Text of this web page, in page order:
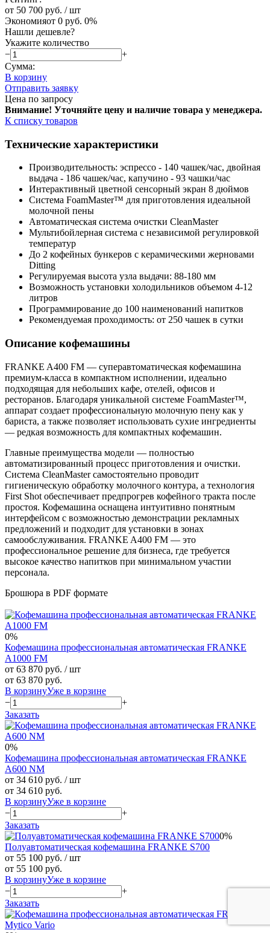
от 50 700 руб. / шт
Экономияот 0 руб. 0%
Нашли дешевле?
Укажите количество
−
+
Сумма:
В корзину
Отправить заявку
Цена по запросу
Внимание! Уточняйте цену и наличие товара у менеджера.
К списку товаров
Технические характеристики
Производительность: эспрессо - 140 чашек/час, двойная
выдача - 186 чашек/час, капучино - 93 чашки/час
Интерактивный цветной сенсорный экран 8 дюймов
Система FoamMaster™ для приготовления идеальной
молочной пены
Автоматическая система очистки CleanMaster
Мультибойлерная система с независимой регулировкой
температур
До 2 кофейных бункеров с керамическими жерновами
Ditting
Регулируемая высота узла выдачи: 88-180 мм
Возможность установки холодильников объемом 4-12
литров
Программирование до 100 наименований напитков
Рекомендуемая проходимость: от 250 чашек в сутки
Описание кофемашины
FRANKE A400 FM — суперавтоматическая кофемашина
премиум-класса в компактном исполнении, идеально
подходящая для небольших кафе, отелей, офисов и
ресторанов. Благодаря уникальной системе FoamMaster™,
аппарат создает профессиональную молочную пену как у
бариста, а также позволяет использовать сухие ингредиенты
— редкая возможность для компактных кофемашин.
Главные преимущества модели — полностью
автоматизированный процесс приготовления и очистки.
Система CleanMaster самостоятельно проводит
гигиеническую обработку молочного контура, а технология
First Shot обеспечивает предпрогрев кофейного тракта после
простоя. Кофемашина оснащена интуитивно понятным
интерфейсом с возможностью демонстрации рекламных
предложений и подходит для установки в зонах
самообслуживания. FRANKE A400 FM — это
профессиональное решение для бизнеса, где требуется
высокое качество напитков при минимальном участии
персонала.
Брошюра в PDF формате
0%
Кофемашина профессиональная автоматическая FRANKE
A1000 FM
от 63 870 руб. / шт
от 63 870 руб.
В корзинуУже в корзине
−
+
Заказать
0%
Кофемашина профессиональная автоматическая FRANKE
A600 NM
от 34 610 руб. / шт
от 34 610 руб.
В корзинуУже в корзине
−
+
Заказать
0%
Полуавтоматическая кофемашина FRANKE S700
от 55 100 руб. / шт
от 55 100 руб.
В корзинуУже в корзине
−
+
Заказать